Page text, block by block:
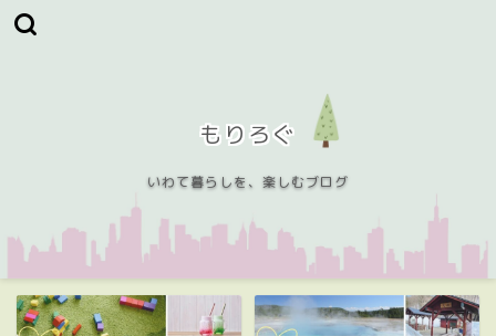
もりろぐ
いわて暮らしを、楽しむブログ